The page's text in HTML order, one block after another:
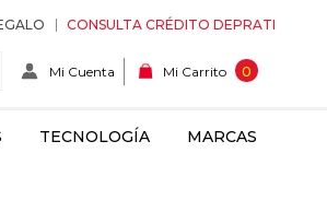
CONSULTA CRÉDITO DEPRATI
Mi Cuenta Mi Carrito 0
TECNOLOGÍA MARCAS